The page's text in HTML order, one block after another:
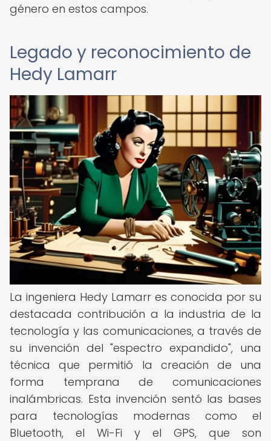
género en estos campos.
Legado y reconocimiento de
Hedy Lamarr
La ingeniera Hedy Lamarr es conocida por su
destacada contribución a la industria de la
tecnología y las comunicaciones, a través de
su invención del "espectro expandido", una
técnica que permitió la creación de una
forma temprana de comunicaciones
inalámbricas. Esta invención sentó las bases
para tecnologías modernas como el
Bluetooth, el Wi-Fi y el GPS, que son